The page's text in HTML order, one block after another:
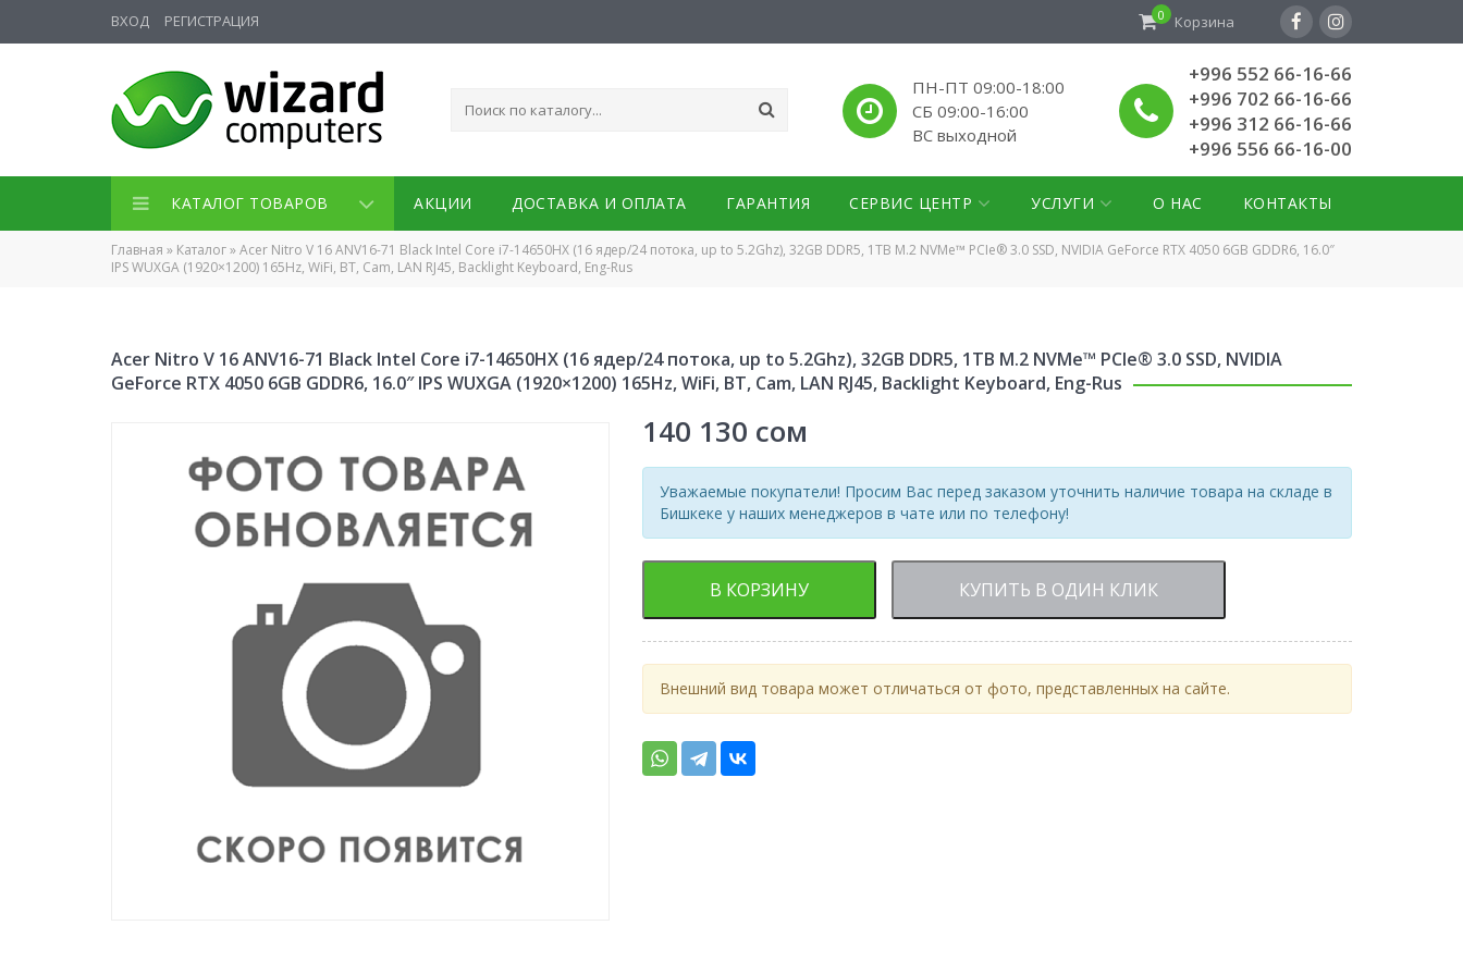
ВХОД РЕГИСТРАЦИЯ 0 Корзина
ПН-ПТ 09:00-18:00
СБ 09:00-16:00
ВС выходной
+996 552 66-16-66
+996 702 66-16-66
+996 312 66-16-66
+996 556 66-16-00
КАТАЛОГ ТОВАРОВ АКЦИИ ДОСТАВКА И ОПЛАТА ГАРАНТИЯ СЕРВИС ЦЕНТР УСЛУГИ О НАС КОНТАКТЫ
Главная » Каталог»Acer Nitro V 16 ANV16-71 Black Intel Core i7-14650HX (16 ядер/24 потока, up to 5.2Ghz), 32GB DDR5, 1TB M.2 NVMe™ PCIe® 3.0 SSD, NVIDIA GeForce RTX 4050 6GB GDDR6, 16.0″
IPS WUXGA (1920×1200) 165Hz, WiFi, BT, Cam, LAN RJ45, Backlight Keyboard, Eng-Rus
Acer Nitro V 16 ANV16-71 Black Intel Core i7-14650HX (16 ядер/24 потока, up to 5.2Ghz), 32GB DDR5, 1TB M.2 NVMe™ PCIe® 3.0 SSD, NVIDIA
GeForce RTX 4050 6GB GDDR6, 16.0″ IPS WUXGA (1920×1200) 165Hz, WiFi, BT, Cam, LAN RJ45, Backlight Keyboard, Eng-Rus
140 130 сом
Уважаемые покупатели! Просим Вас перед заказом уточнить наличие товара на складе в
Бишкеке у наших менеджеров в чате или по телефону!
В КОРЗИНУ КУПИТЬ В ОДИН КЛИК
Внешний вид товара может отличаться от фото, представленных на сайте.